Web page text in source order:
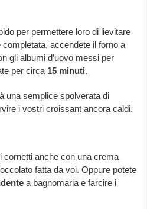
per permettere loro di lievitare
completata, accendete il forno a
gli albumi d’uovo messi per
per circa 15 minuti.
una semplice spolverata di
i vostri croissant ancora caldi.
cornetti anche con una crema
fatta da voi. Oppure potete
a bagnomaria e farcire i